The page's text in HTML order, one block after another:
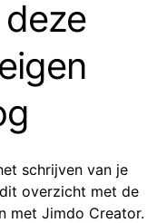
schrijven van je
overzicht met de
met Jimdo Creator.